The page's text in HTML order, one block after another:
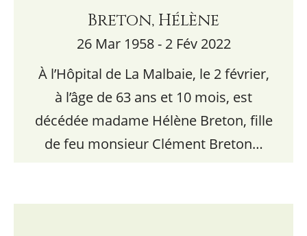
Breton, Hélène
26 Mar 1958 - 2 Fév 2022
À l’Hôpital de La Malbaie, le 2 février,
à l’âge de 63 ans et 10 mois, est
décédée madame Hélène Breton, fille
de feu monsieur Clément Breton…